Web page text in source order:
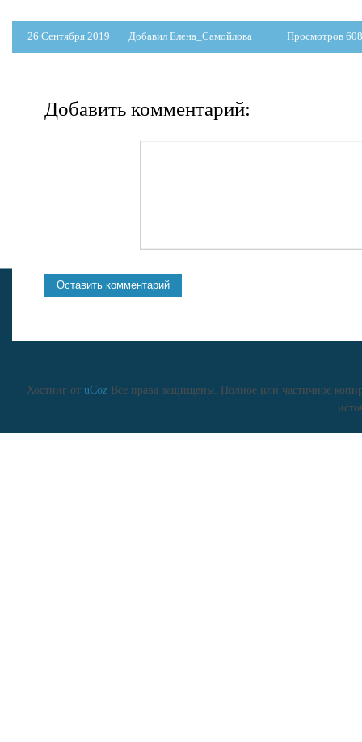
26 Сентября 2019 Добавил Елена_Самойлова Просмотров 608
Добавить комментарий:
Хостинг от uCozВсе права защищены. Полное или частичное